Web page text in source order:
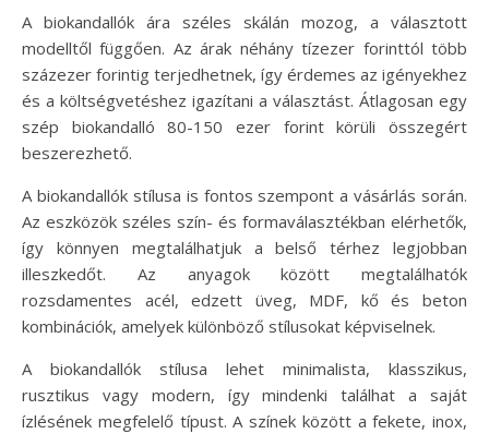
A biokandallók ára széles skálán mozog, a választott
modelltől függően. Az árak néhány tízezer forinttól több
százezer forintig terjedhetnek, így érdemes az igényekhez
és a költségvetéshez igazítani a választást. Átlagosan egy
szép biokandalló 80-150 ezer forint körüli összegért
beszerezhető.
A biokandallók stílusa is fontos szempont a vásárlás során.
Az eszközök széles szín- és formaválasztékban elérhetők,
így könnyen megtalálhatjuk a belső térhez legjobban
illeszkedőt. Az anyagok között megtalálhatók
rozsdamentes acél, edzett üveg, MDF, kő és beton
kombinációk, amelyek különböző stílusokat képviselnek.
A biokandallók stílusa lehet minimalista, klasszikus,
rusztikus vagy modern, így mindenki találhat a saját
ízlésének megfelelő típust. A színek között a fekete, inox,